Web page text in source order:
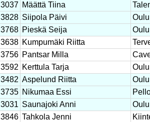
3037 Määttä Tiina
3828 Siipola Päivi
3768 Pieskä Seija
3638 Kumpumäki Riitta
3756 Pantsar Milla
3592 Kerttula Tarja
Oulu
3482 Aspelund Riitta
Oulu
3735 Nikumaa Essi
3031 Saunajoki Anni
Oulu
3846 Tahkola Jenni